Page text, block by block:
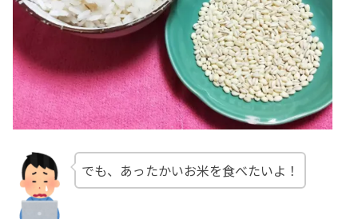
でも、あったかいお米を食べたいよ！